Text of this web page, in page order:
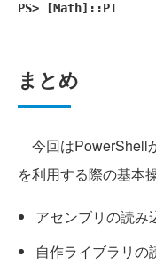
PS> [Math]::PI
まとめ
今回はPowerShell
を利用する際の基本
アセンブリの読み
自作ライブラリの